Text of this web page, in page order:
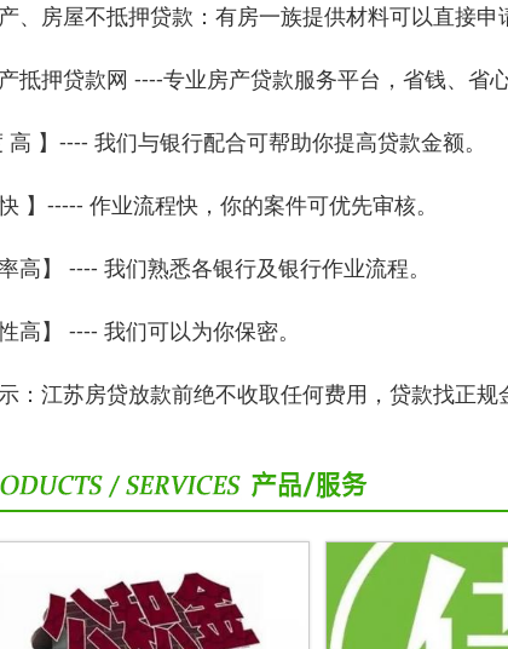
、房屋不抵押贷款：有房一族提供材料可以直接
抵押贷款网 ----专业房产贷款服务平台，省钱、省
高 】---- 我们与银行配合可帮助你提高贷款金额。
快 】----- 作业流程快，你的案件可优先审核。
率高】 ---- 我们熟悉各银行及银行作业流程。
高】 ---- 我们可以为你保密。
：江苏房贷放款前绝不收取任何费用，贷款找正规